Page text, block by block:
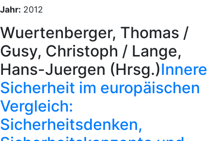
Jahr: 2012
Wuertenberger, Thomas /
Gusy, Christoph / Lange,
Hans-Juergen (Hrsg.)Innere
Sicherheit im europäischen
Vergleich:
Sicherheitsdenken,